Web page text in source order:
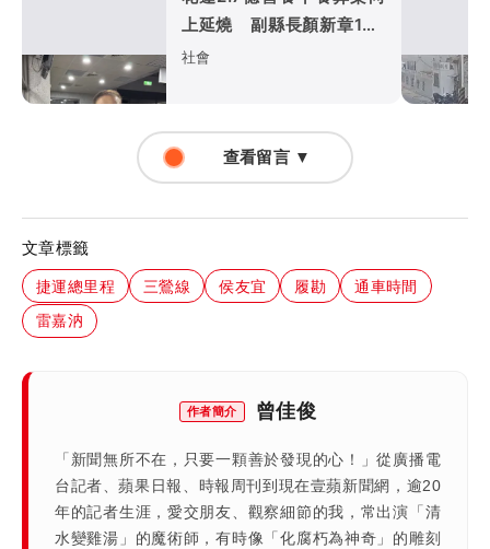
上延燒 副縣長顏新章100
萬交保
社會
查看留言 ▼
文章標籤
捷運總里程 三鶯線 侯友宜 履勘
通車時間
雷嘉汭
作者簡介 曾佳俊
「新聞無所不在，只要一顆善於發現的心！」從廣播電
台記者、蘋果日報、時報周刊到現在壹蘋新聞網，逾20
年的記者生涯，愛交朋友、觀察細節的我，常出演「清
水變雞湯」的魔術師，有時像「化腐朽為神奇」的雕刻